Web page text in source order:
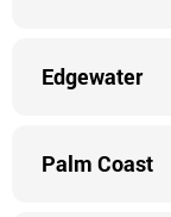
Edgewater
Palm Coast